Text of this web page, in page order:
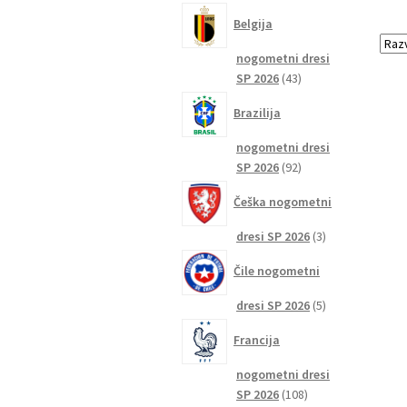
Belgija
nogometni dresi
SP 2026 4343
Brazilija
nogometni dresi
SP 2026 9292
Češka nogometni
dresi SP 2026 33
Čile nogometni
dresi SP 2026 55
Francija
nogometni dresi
SP 2026 108108